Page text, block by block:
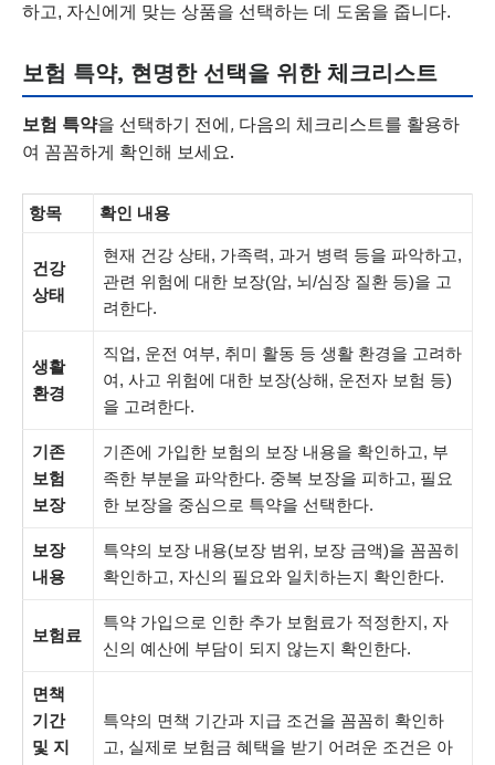
하고, 자신에게 맞는 상품을 선택하는 데 도움을 줍니다.
보험 특약, 현명한 선택을 위한 체크리스트
보험 특약을 선택하기 전에, 다음의 체크리스트를 활용하
여 꼼꼼하게 확인해 보세요.
항목 확인 내용
건강
상태
현재 건강 상태, 가족력, 과거 병력 등을 파악하고,
관련 위험에 대한 보장(암, 뇌/심장 질환 등)을 고
려한다.
생활
환경
직업, 운전 여부, 취미 활동 등 생활 환경을 고려하
여, 사고 위험에 대한 보장(상해, 운전자 보험 등)
을 고려한다.
기존
보험
보장
기존에 가입한 보험의 보장 내용을 확인하고, 부
족한 부분을 파악한다. 중복 보장을 피하고, 필요
한 보장을 중심으로 특약을 선택한다.
보장
내용
특약의 보장 내용(보장 범위, 보장 금액)을 꼼꼼히
확인하고, 자신의 필요와 일치하는지 확인한다.
보험료
특약 가입으로 인한 추가 보험료가 적정한지, 자
신의 예산에 부담이 되지 않는지 확인한다.
면책
기간
및 지
특약의 면책 기간과 지급 조건을 꼼꼼히 확인하
고, 실제로 보험금 혜택을 받기 어려운 조건은 아